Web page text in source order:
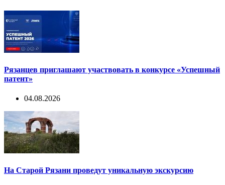
Рязанцев приглашают участвовать в конкурсе «Успешный
патент»
04.08.2026
На Старой Рязани проведут уникальную экскурсию